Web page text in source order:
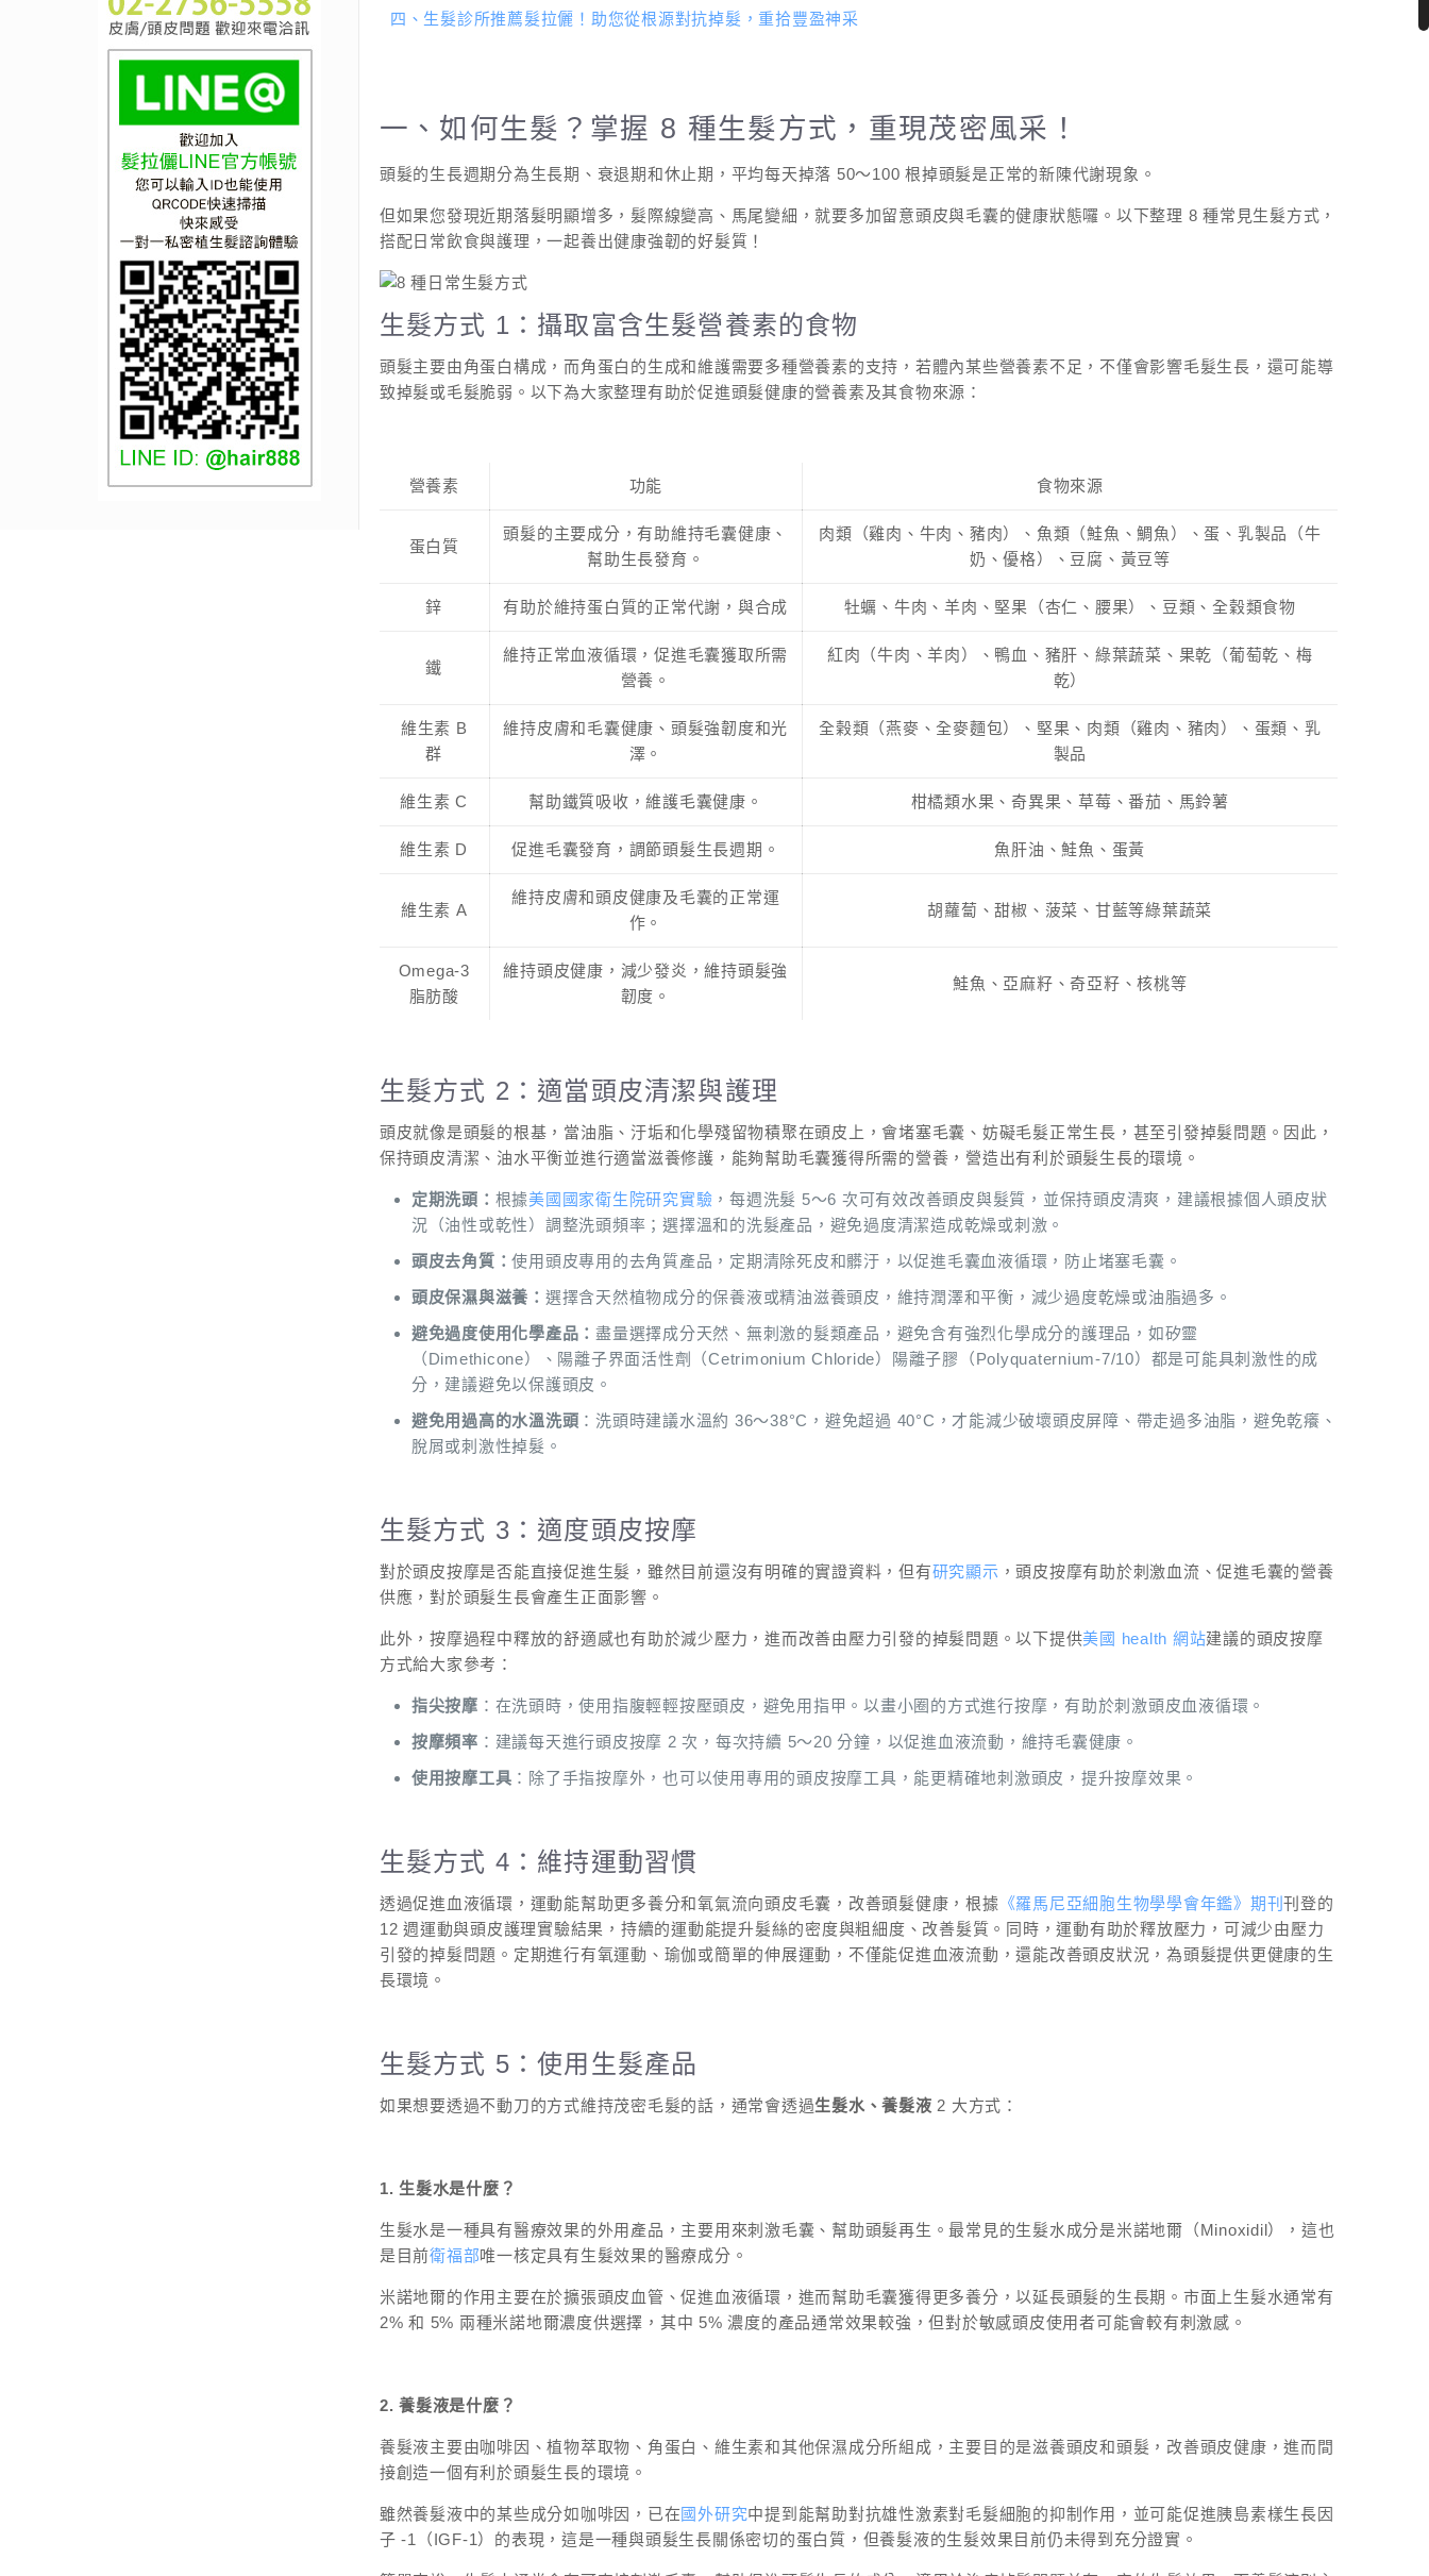
四、生髮診所推薦髮拉儷！助您從根源對抗掉髮，重拾豐盈神采
一、如何生髮？掌握 8 種生髮方式，重現茂密風采！
頭髮的生長週期分為生長期、衰退期和休止期，平均每天掉落 50～100 根掉頭髮是正常的新陳代謝現象。
但如果您發現近期落髮明顯增多，髮際線變高、馬尾變細，就要多加留意頭皮與毛囊的健康狀態囉。以下整理 8 種常見生髮方式，
搭配日常飲食與護理，一起養出健康強韌的好髮質！
生髮方式 1：攝取富含生髮營養素的食物
頭髮主要由角蛋白構成，而角蛋白的生成和維護需要多種營養素的支持，若體內某些營養素不足，不僅會影響毛髮生長，還可能導
致掉髮或毛髮脆弱。以下為大家整理有助於促進頭髮健康的營養素及其食物來源：
營養素 功能 食物來源
蛋白質
頭髮的主要成分，有助維持毛囊健康、
幫助生長發育。
肉類（雞肉、牛肉、豬肉）、魚類（鮭魚、鯛魚）、蛋、乳製品（牛
奶、優格）、豆腐、黃豆等
鋅 有助於維持蛋白質的正常代謝，與合成 牡蠣、牛肉、羊肉、堅果（杏仁、腰果）、豆類、全穀類食物
鐵
維持正常血液循環，促進毛囊獲取所需
營養。
紅肉（牛肉、羊肉）、鴨血、豬肝、綠葉蔬菜、果乾（葡萄乾、梅
乾）
維生素 B
群
維持皮膚和毛囊健康、頭髮強韌度和光
澤。
全榖類（燕麥、全麥麵包）、堅果、肉類（雞肉、豬肉）、蛋類、乳
製品
維生素 C 幫助鐵質吸收，維護毛囊健康。 柑橘類水果、奇異果、草莓、番茄、馬鈴薯
維生素 D 促進毛囊發育，調節頭髮生長週期。 魚肝油、鮭魚、蛋黃
維生素 A
維持皮膚和頭皮健康及毛囊的正常運
作。
胡蘿蔔、甜椒、菠菜、甘藍等綠葉蔬菜
Omega-3
脂肪酸
維持頭皮健康，減少發炎，維持頭髮強
韌度。
鮭魚、亞麻籽、奇亞籽、核桃等
生髮方式 2：適當頭皮清潔與護理
頭皮就像是頭髮的根基，當油脂、汙垢和化學殘留物積聚在頭皮上，會堵塞毛囊、妨礙毛髮正常生長，甚至引發掉髮問題。因此，
保持頭皮清潔、油水平衡並進行適當滋養修護，能夠幫助毛囊獲得所需的營養，營造出有利於頭髮生長的環境。
定期洗頭： 根據美國國家衛生院研究實驗 ，每週洗髮 5～6 次可有效改善頭皮與髮質，並保持頭皮清爽， 建議根據個人頭皮狀
況（油性或乾性）調整洗頭頻率；選擇溫和的洗髮產品，避免過度清潔造成乾燥或刺激。
頭皮去角質：使用頭皮專用的去角質產品，定期清除死皮和髒汙，以促進毛囊血液循環，防止堵塞毛囊。
頭皮保濕與滋養： 選擇含天然植物成分的保養液或精油滋養頭皮，維持潤澤和平衡，減少過度乾燥或油脂過多。
避免過度使用化學產品：盡量選擇成分天然、無刺激的髮類產品，避免含有強烈化學成分的護理品 ，如矽靈
（Dimethicone）、陽離子界面活性劑（Cetrimonium Chloride）陽離子膠（Polyquaternium-7/10）都是可能具刺激性的成
分 ， 建議避免以保護頭皮。
避免用過高的水溫洗頭 ：洗頭時建議水溫約 36～38°C，避免超過 40°C，才能減少破壞頭皮屏障、帶走過多油脂，避免乾癢、
脫屑或刺激性掉髮。
生髮方式 3：適度頭皮按摩
對於頭皮按摩是否能直接促進生髮，雖然目前還沒有明確的實證資料，但有研究顯示 ，頭皮按摩有助於刺激血流、促進毛囊的營養
供應，對於頭髮生長會產生正面影響。
此外，按摩過程中釋放的舒適感也有助於減少壓力，進而改善由壓力引發的掉髮問題。以下提供美國 health 網站建議的頭皮按摩
方式給大家參考：
指尖按摩 ：在洗頭時，使用指腹輕輕按壓頭皮，避免用指甲。以畫小圈的方式進行按摩，有助於刺激頭皮血液循環。
按摩頻率 ：建議每天進行頭皮按摩 2 次，每次持續 5～20 分鐘，以促進血液流動，維持毛囊健康。
使用按摩工具 ：除了手指按摩外，也可以使用專用的頭皮按摩工具，能更精確地刺激頭皮，提升按摩效果。
生髮方式 4：維持運動習慣
透過促進血液循環，運動能幫助更多養分和氧氣流向頭皮毛囊，改善頭髮健康，根據 《羅馬尼亞細胞生物學學會年鑑》期刊刊登的
12 週運動與頭皮護理實驗結果，持續的運動能提升髮絲的密度與粗細度、改善髮質 。同時，運動有助於釋放壓力，可減少由壓力
引發的掉髮問題。定期進行有氧運動、瑜伽或簡單的伸展運動，不僅能促進血液流動，還能改善頭皮狀況，為頭髮提供更健康的生
長環境。
生髮方式 5：使用生髮產品
如果想要透過不動刀的方式維持茂密毛髮的話，通常會透過生髮水、養髮液 2 大方式：
1. 生髮水是什麼？
生髮水是一種具有醫療效果的外用產品，主要用來刺激毛囊、幫助頭髮再生。最常見的生髮水成分是米諾地爾（Minoxidil），這也
是目前衛福部唯一核定具有生髮效果的醫療成分。
米諾地爾的作用主要在於擴張頭皮血管、促進血液循環，進而幫助毛囊獲得更多養分，以延長頭髮的生長期。市面上生髮水通常有
2% 和 5% 兩種米諾地爾濃度供選擇，其中 5% 濃度的產品通常效果較強，但對於敏感頭皮使用者可能會較有刺激感。
2. 養髮液是什麼？
養髮液主要由咖啡因、植物萃取物、角蛋白、維生素和其他保濕成分所組成，主要目的是滋養頭皮和頭髮，改善頭皮健康，進而間
接創造一個有利於頭髮生長的環境。
雖然養髮液中的某些成分如咖啡因，已在國外研究中提到能幫助對抗雄性激素對毛髮細胞的抑制作用，並可能促進胰島素樣生長因
子 -1（IGF-1）的表現，這是一種與頭髮生長關係密切的蛋白質，但養髮液的生髮效果目前仍未得到充分證實。